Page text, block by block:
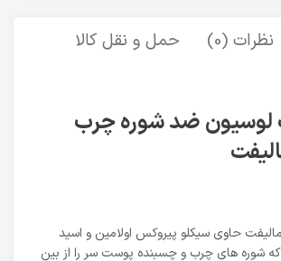
نظرات (0) حمل و نقل کالا
ضد شوره چرب
حاوی سیکلو پیروکس اولامین و اسید
شوره های چرب و چسبنده پوست سر را از بین